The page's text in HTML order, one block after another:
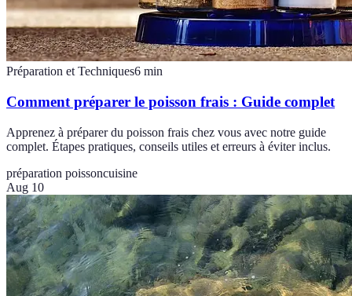
Préparation et Techniques6 min
Comment préparer le poisson frais : Guide complet
Apprenez à préparer du poisson frais chez vous avec notre guide
complet. Étapes pratiques, conseils utiles et erreurs à éviter inclus.
préparation poissoncuisine
Aug 10